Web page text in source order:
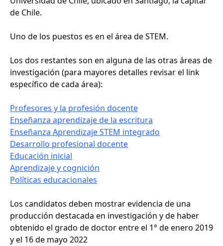
de Chile.
Uno de los puestos es en el área de STEM.
Los dos restantes son en alguna de las otras áreas de
investigación (para mayores detalles revisar el link
específico de cada área):
Profesores y la profesión docente
Enseñanza aprendizaje de la escritura
Enseñanza Aprendizaje STEM integrado
Desarrollo profesional docente
Educación inicial
Aprendizaje y cognición
Políticas educacionales
Los candidatos deben mostrar evidencia de una
producción destacada en investigación y de haber
obtenido el grado de doctor entre el 1° de enero 2019
y el 16 de mayo 2022